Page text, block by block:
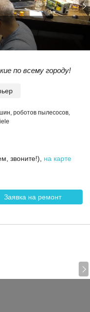
по всему городу!
роботов пылесосов,
звоните!) на карте
Заявка на ремонт